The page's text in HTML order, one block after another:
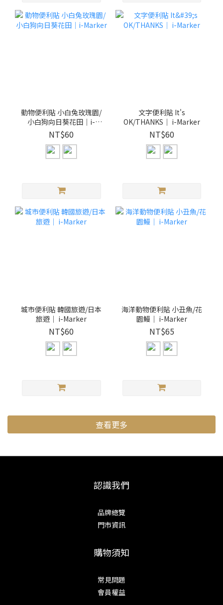
動物便利貼 小白兔玫瑰園/
小白狗向日葵花田｜i-
Marker
NT$60
文字便利貼 It's
OK/THANKS｜ i-Marker
NT$60
城市便利貼 韓國旅遊/日本
旅遊｜ i-Marker
NT$60
海洋動物便利貼 小丑魚/花
園鰻｜ i-Marker
NT$65
查看更多
認識我們
品牌總覽
門市資訊
購物須知
常見問題
會員權益